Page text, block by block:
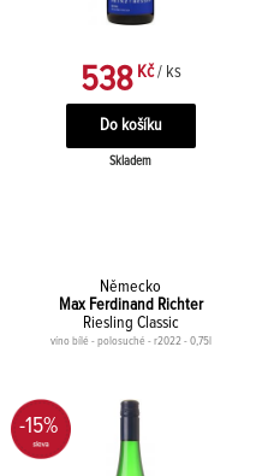
538Kč / ks
Skladem
Německo
Max Ferdinand Richter
Riesling Classic
víno bílé - polosuché - r2022 - 0,75l
-15%